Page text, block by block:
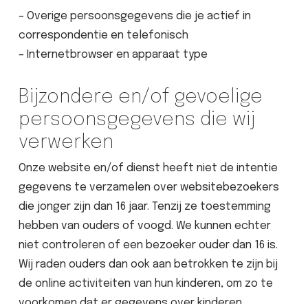
– Overige persoonsgegevens die je actief in
correspondentie en telefonisch
– Internetbrowser en apparaat type
Bijzondere en/of gevoelige
persoonsgegevens die wij
verwerken
Onze website en/of dienst heeft niet de intentie
gegevens te verzamelen over websitebezoekers
die jonger zijn dan 16 jaar. Tenzij ze toestemming
hebben van ouders of voogd. We kunnen echter
niet controleren of een bezoeker ouder dan 16 is.
Wij raden ouders dan ook aan betrokken te zijn bij
de online activiteiten van hun kinderen, om zo te